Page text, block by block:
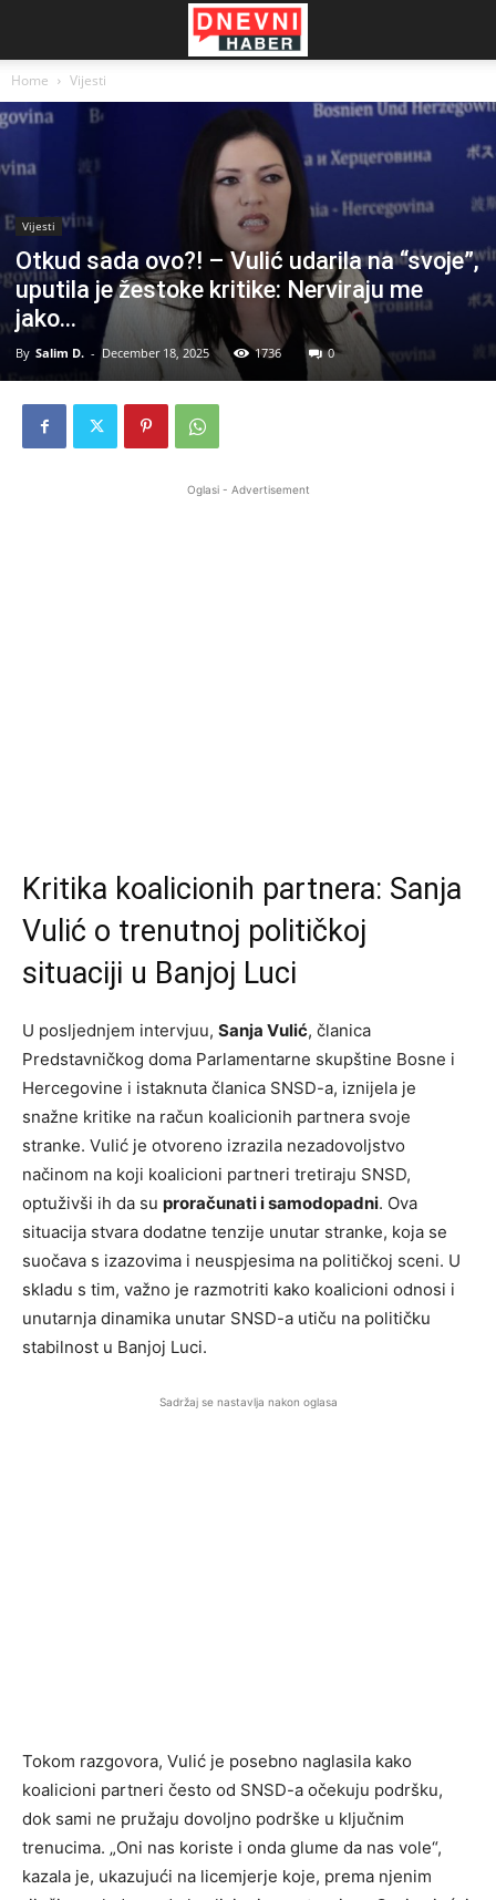
Home Vijesti
Vijesti
Otkud sada ovo?! – Vulić udarila na “svoje”,
uputila je žestoke kritike: Nerviraju me
jako…
By Salim D. - December 18, 2025 1736 0
Oglasi - Advertisement
Kritika koalicionih partnera: Sanja
Vulić o trenutnoj političkoj
situaciji u Banjoj Luci
U posljednjem intervjuu, Sanja Vulić, članica
Predstavničkog doma Parlamentarne skupštine Bosne i
Hercegovine i istaknuta članica SNSD-a, iznijela je
snažne kritike na račun koalicionih partnera svoje
stranke. Vulić je otvoreno izrazila nezadovoljstvo
načinom na koji koalicioni partneri tretiraju SNSD,
optuživši ih da su proračunati i samodopadni. Ova
situacija stvara dodatne tenzije unutar stranke, koja se
suočava s izazovima i neuspjesima na političkoj sceni. U
skladu s tim, važno je razmotriti kako koalicioni odnosi i
unutarnja dinamika unutar SNSD-a utiču na političku
stabilnost u Banjoj Luci.
Sadržaj se nastavlja nakon oglasa
Tokom razgovora, Vulić je posebno naglasila kako
koalicioni partneri često od SNSD-a očekuju podršku,
dok sami ne pružaju dovoljno podrške u ključnim
trenucima. „Oni nas koriste i onda glume da nas vole“,
kazala je, ukazujući na licemjerje koje, prema njenim